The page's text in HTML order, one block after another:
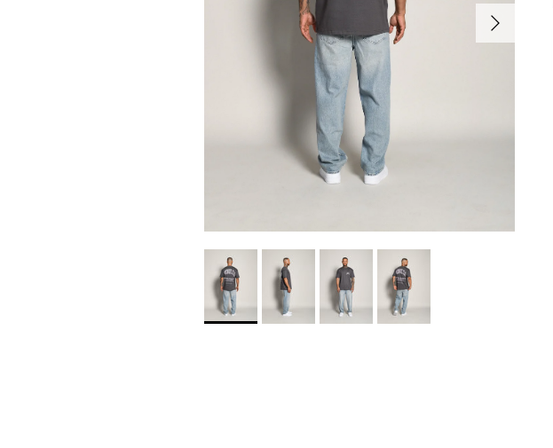
Next
Familiengeführtes Unternehmen
aus Würzburg. Wir legen besonders Wert auf Liebe zum